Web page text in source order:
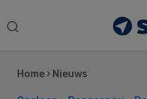
Search
Home › Nieuws
Sidebar